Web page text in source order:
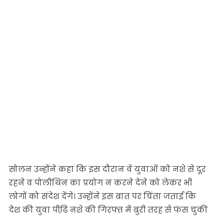
सोलन उन्होंने कहा कि इस दौरान वे युवाओं को नशे से दूर
रहने व पोलीथिन का प्रयोग न करने देने को लेकर भी
लोगों को संदेश देंगे। उन्होंने इस बात पर चिंता जताई कि
देश की युवा पीढि़ नशे की गिरफ्त में बुरी तरह से फंस चुकी